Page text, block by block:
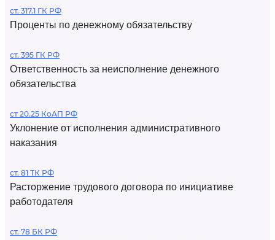
ст. 317.1 ГК РФ
Проценты по денежному обязательству
ст. 395 ГК РФ
Ответственность за неисполнение денежного
обязательства
ст 20.25 КоАП РФ
Уклонение от исполнения административного
наказания
ст. 81 ТК РФ
Расторжение трудового договора по инициативе
работодателя
ст. 78 БК РФ